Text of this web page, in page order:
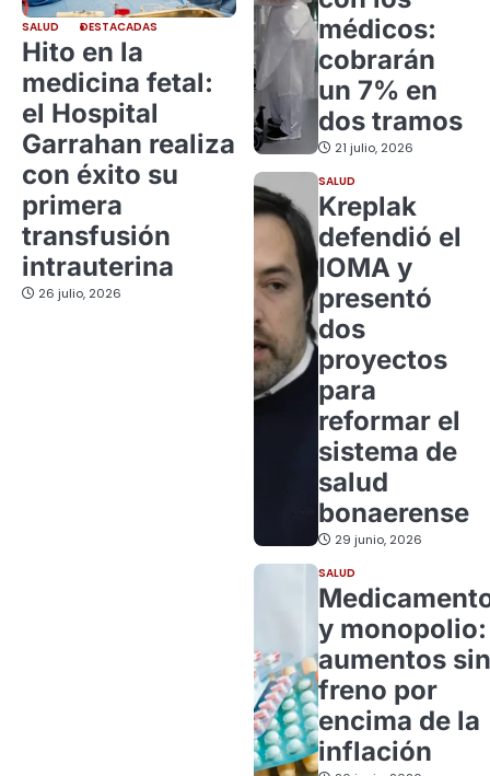
SALUD DESTACADAS
Hito en la
medicina fetal:
el Hospital
Garrahan realiza
con éxito su
primera
transfusión
intrauterina
26 julio, 2026
médicos:
cobrarán
un 7% en
dos tramos
21 julio, 2026
SALUD
Kreplak
defendió el
IOMA y
presentó
dos
proyectos
para
reformar el
sistema de
salud
bonaerense
29 junio, 2026
SALUD
y monopolio:
aumentos sin
freno por
encima de la
inflación